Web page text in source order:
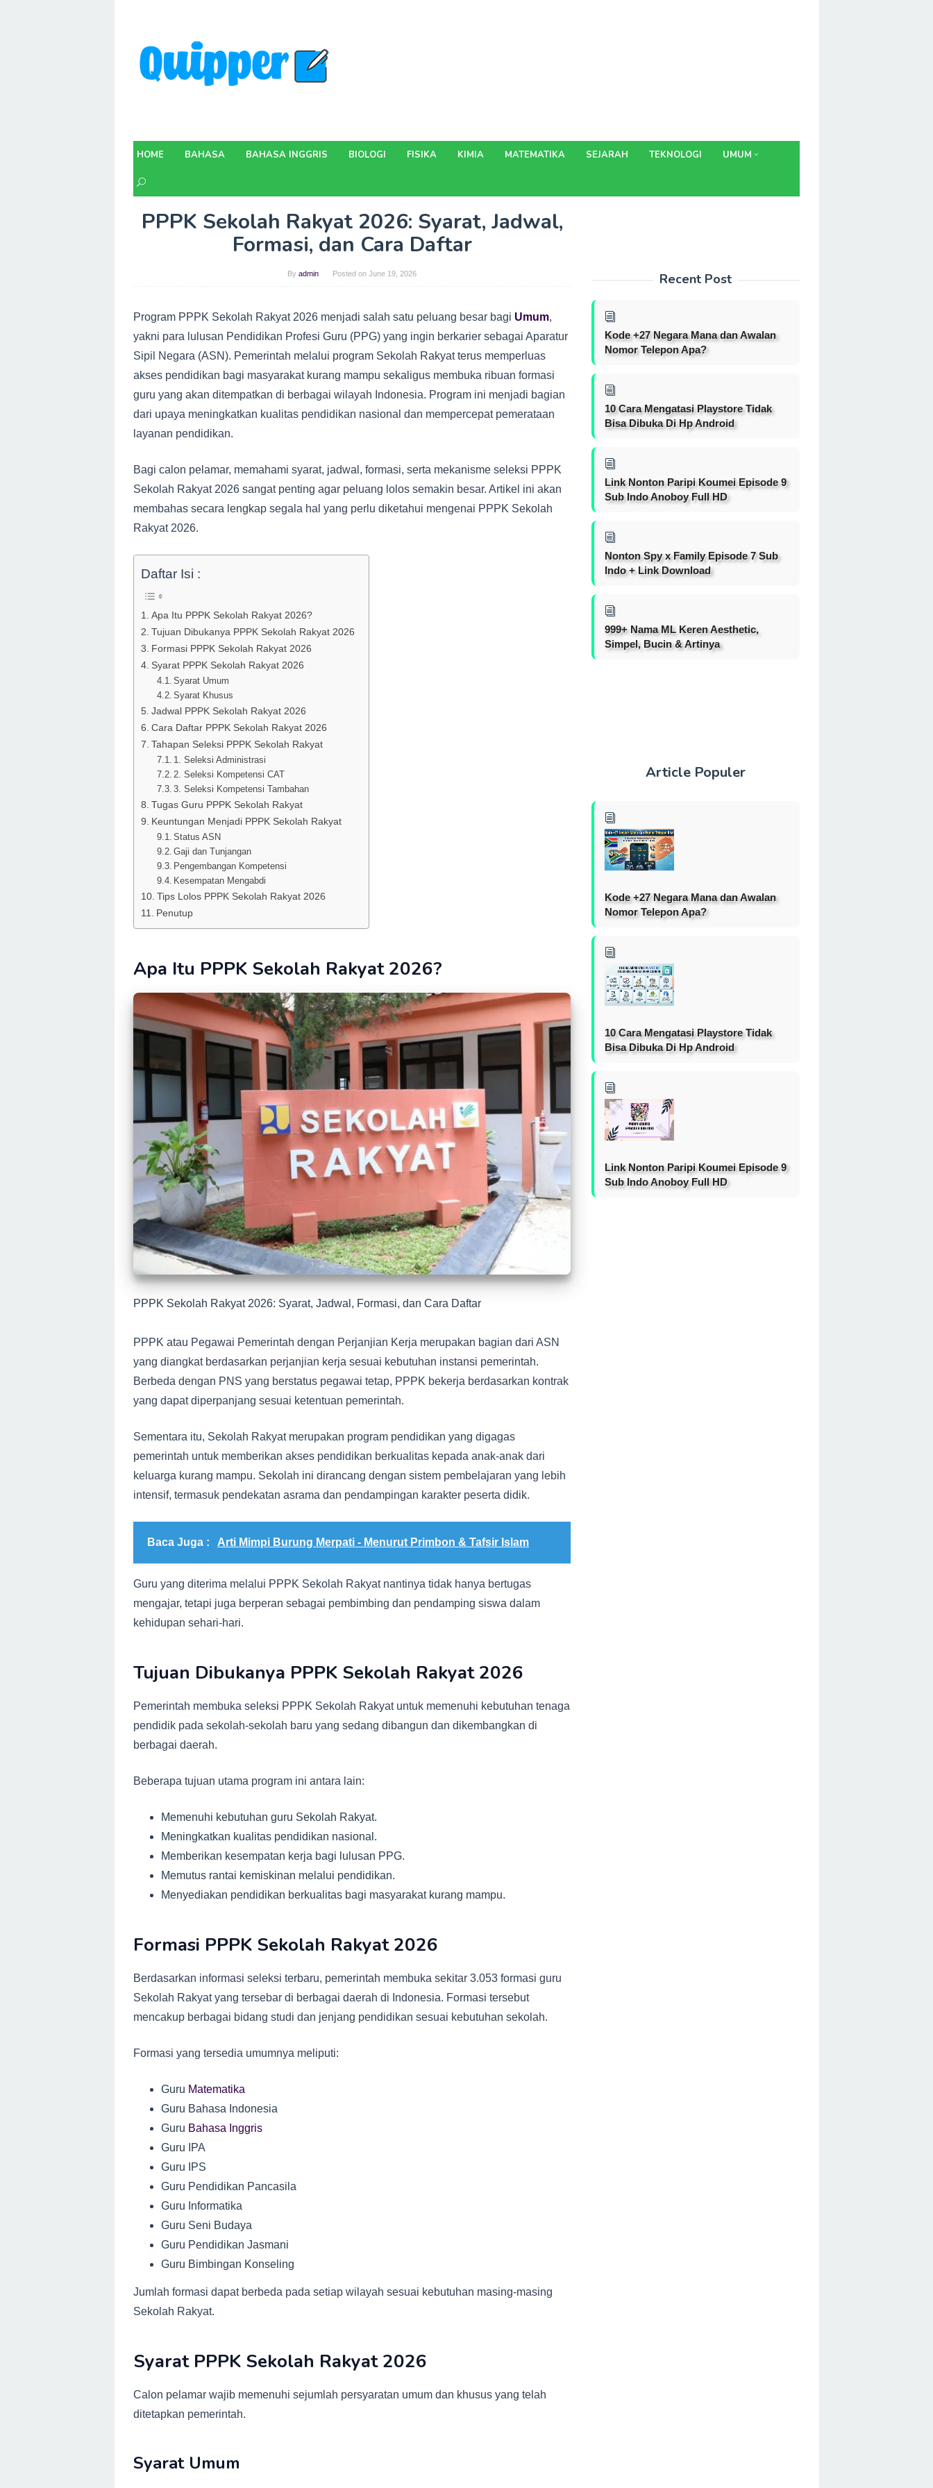
content
HOME BAHASA BAHASA INGGRIS BIOLOGI FISIKA KIMIA MATEMATIKA SEJARAH TEKNOLOGI UMUM
PPPK Sekolah Rakyat 2026: Syarat, Jadwal,
Formasi, dan Cara Daftar
By admin Posted on June 19, 2026
Program PPPK Sekolah Rakyat 2026 menjadi salah satu peluang besar bagi Umum,
yakni para lulusan Pendidikan Profesi Guru (PPG) yang ingin berkarier sebagai Aparatur
Sipil Negara (ASN). Pemerintah melalui program Sekolah Rakyat terus memperluas
akses pendidikan bagi masyarakat kurang mampu sekaligus membuka ribuan formasi
guru yang akan ditempatkan di berbagai wilayah Indonesia. Program ini menjadi bagian
dari upaya meningkatkan kualitas pendidikan nasional dan mempercepat pemerataan
layanan pendidikan.
Bagi calon pelamar, memahami syarat, jadwal, formasi, serta mekanisme seleksi PPPK
Sekolah Rakyat 2026 sangat penting agar peluang lolos semakin besar. Artikel ini akan
membahas secara lengkap segala hal yang perlu diketahui mengenai PPPK Sekolah
Rakyat 2026.
Daftar Isi :
Apa Itu PPPK Sekolah Rakyat 2026?
Tujuan Dibukanya PPPK Sekolah Rakyat 2026
Formasi PPPK Sekolah Rakyat 2026
Syarat PPPK Sekolah Rakyat 2026
Syarat Umum
Syarat Khusus
Jadwal PPPK Sekolah Rakyat 2026
Cara Daftar PPPK Sekolah Rakyat 2026
Tahapan Seleksi PPPK Sekolah Rakyat
1. Seleksi Administrasi
2. Seleksi Kompetensi CAT
3. Seleksi Kompetensi Tambahan
Tugas Guru PPPK Sekolah Rakyat
Keuntungan Menjadi PPPK Sekolah Rakyat
Status ASN
Gaji dan Tunjangan
Pengembangan Kompetensi
Kesempatan Mengabdi
Tips Lolos PPPK Sekolah Rakyat 2026
Penutup
Apa Itu PPPK Sekolah Rakyat 2026?
PPPK Sekolah Rakyat 2026: Syarat, Jadwal, Formasi, dan Cara Daftar
PPPK atau Pegawai Pemerintah dengan Perjanjian Kerja merupakan bagian dari ASN
yang diangkat berdasarkan perjanjian kerja sesuai kebutuhan instansi pemerintah.
Berbeda dengan PNS yang berstatus pegawai tetap, PPPK bekerja berdasarkan kontrak
yang dapat diperpanjang sesuai ketentuan pemerintah.
Sementara itu, Sekolah Rakyat merupakan program pendidikan yang digagas
pemerintah untuk memberikan akses pendidikan berkualitas kepada anak-anak dari
keluarga kurang mampu. Sekolah ini dirancang dengan sistem pembelajaran yang lebih
intensif, termasuk pendekatan asrama dan pendampingan karakter peserta didik.
Baca Juga : Arti Mimpi Burung Merpati - Menurut Primbon & Tafsir Islam
Guru yang diterima melalui PPPK Sekolah Rakyat nantinya tidak hanya bertugas
mengajar, tetapi juga berperan sebagai pembimbing dan pendamping siswa dalam
kehidupan sehari-hari.
Tujuan Dibukanya PPPK Sekolah Rakyat 2026
Pemerintah membuka seleksi PPPK Sekolah Rakyat untuk memenuhi kebutuhan tenaga
pendidik pada sekolah-sekolah baru yang sedang dibangun dan dikembangkan di
berbagai daerah.
Beberapa tujuan utama program ini antara lain:
Memenuhi kebutuhan guru Sekolah Rakyat.
Meningkatkan kualitas pendidikan nasional.
Memberikan kesempatan kerja bagi lulusan PPG.
Memutus rantai kemiskinan melalui pendidikan.
Menyediakan pendidikan berkualitas bagi masyarakat kurang mampu.
Formasi PPPK Sekolah Rakyat 2026
Berdasarkan informasi seleksi terbaru, pemerintah membuka sekitar 3.053 formasi guru
Sekolah Rakyat yang tersebar di berbagai daerah di Indonesia. Formasi tersebut
mencakup berbagai bidang studi dan jenjang pendidikan sesuai kebutuhan sekolah.
Formasi yang tersedia umumnya meliputi:
Guru Matematika
Guru Bahasa Indonesia
Guru Bahasa Inggris
Guru IPA
Guru IPS
Guru Pendidikan Pancasila
Guru Informatika
Guru Seni Budaya
Guru Pendidikan Jasmani
Guru Bimbingan Konseling
Jumlah formasi dapat berbeda pada setiap wilayah sesuai kebutuhan masing-masing
Sekolah Rakyat.
Syarat PPPK Sekolah Rakyat 2026
Calon pelamar wajib memenuhi sejumlah persyaratan umum dan khusus yang telah
ditetapkan pemerintah.
Syarat Umum
Recent Post
Kode +27 Negara Mana dan Awalan
Nomor Telepon Apa?
10 Cara Mengatasi Playstore Tidak
Bisa Dibuka Di Hp Android
Link Nonton Paripi Koumei Episode 9
Sub Indo Anoboy Full HD
Nonton Spy x Family Episode 7 Sub
Indo + Link Download
999+ Nama ML Keren Aesthetic,
Simpel, Bucin & Artinya
Article Populer
Kode +27 Negara Mana dan Awalan
Nomor Telepon Apa?
10 Cara Mengatasi Playstore Tidak
Bisa Dibuka Di Hp Android
Link Nonton Paripi Koumei Episode 9
Sub Indo Anoboy Full HD